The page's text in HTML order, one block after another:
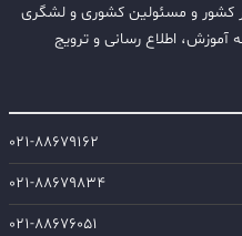
کشور و مسئولین کشوری و لشگری
آموزش، اطلاع رسانی و ترویج
۰۲۱-۸۸۶۷۹۱۶۲
۰۲۱-۸۸۶۷۹۸۳۴
۰۲۱-۸۸۶۷۶۰۵۱